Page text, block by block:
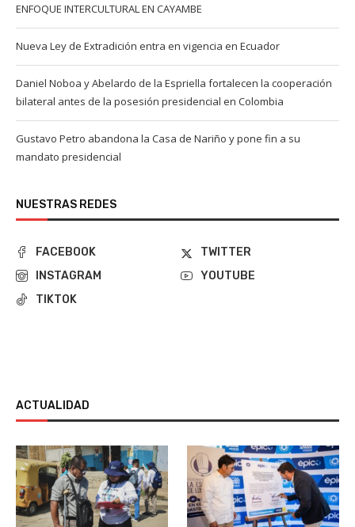
ENFOQUE INTERCULTURAL EN CAYAMBE
Nueva Ley de Extradición entra en vigencia en Ecuador
Daniel Noboa y Abelardo de la Espriella fortalecen la cooperación
bilateral antes de la posesión presidencial en Colombia
Gustavo Petro abandona la Casa de Nariño y pone fin a su
mandato presidencial
NUESTRAS REDES
FACEBOOK
TWITTER
INSTAGRAM
YOUTUBE
TIKTOK
ACTUALIDAD